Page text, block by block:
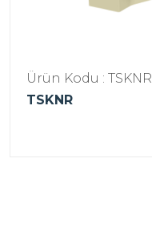
Ürün Kodu : TSKNR
TSKNR